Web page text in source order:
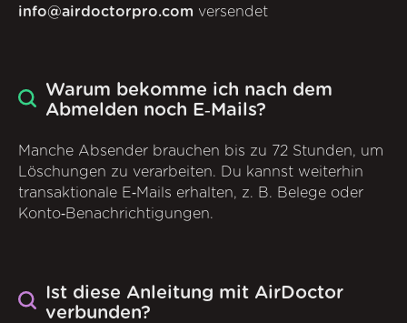
info@airdoctorpro.com versendet
Warum bekomme ich nach dem
Abmelden noch E‑Mails?
Manche Absender brauchen bis zu 72 Stunden, um
Löschungen zu verarbeiten. Du kannst weiterhin
transaktionale E‑Mails erhalten, z. B. Belege oder
Konto‑Benachrichtigungen.
Ist diese Anleitung mit AirDoctor
verbunden?